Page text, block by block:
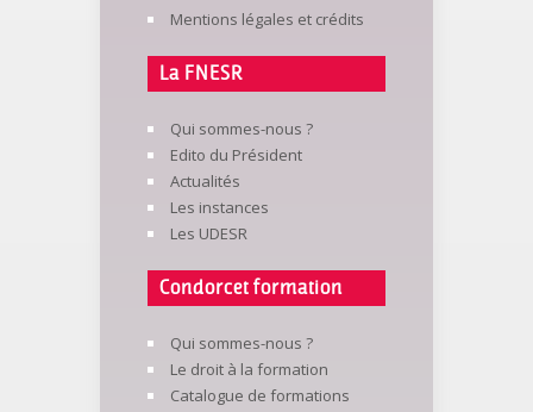
Mentions légales et crédits
La FNESR
Qui sommes-nous ?
Edito du Président
Actualités
Les instances
Les UDESR
Condorcet formation
Qui sommes-nous ?
Le droit à la formation
Catalogue de formations